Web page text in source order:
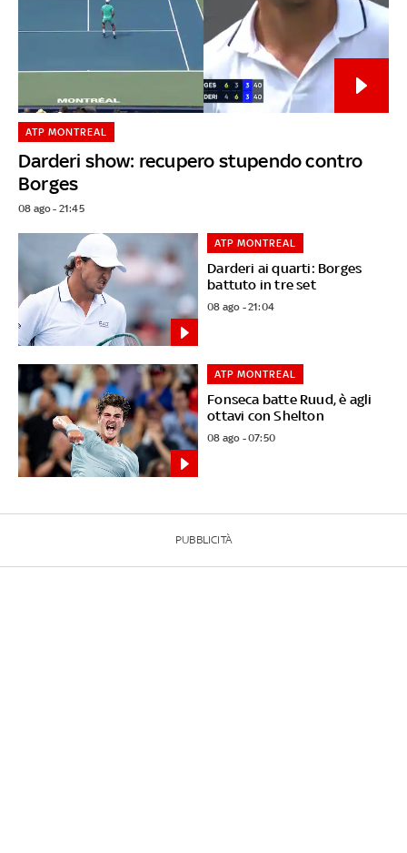
Darderi show: recupero stupendo contro
Borges
ATP MONTREAL
08 ago - 21:45
Darderi ai quarti: Borges
battuto in tre set
ATP MONTREAL
08 ago - 21:04
Fonseca batte Ruud, è agli
ottavi con Shelton
ATP MONTREAL
08 ago - 07:50
PUBBLICITÀ